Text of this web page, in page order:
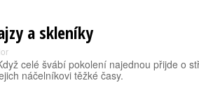
a skleníky
celé švábí pokolení najednou přijde o
náčelníkovi těžké časy.